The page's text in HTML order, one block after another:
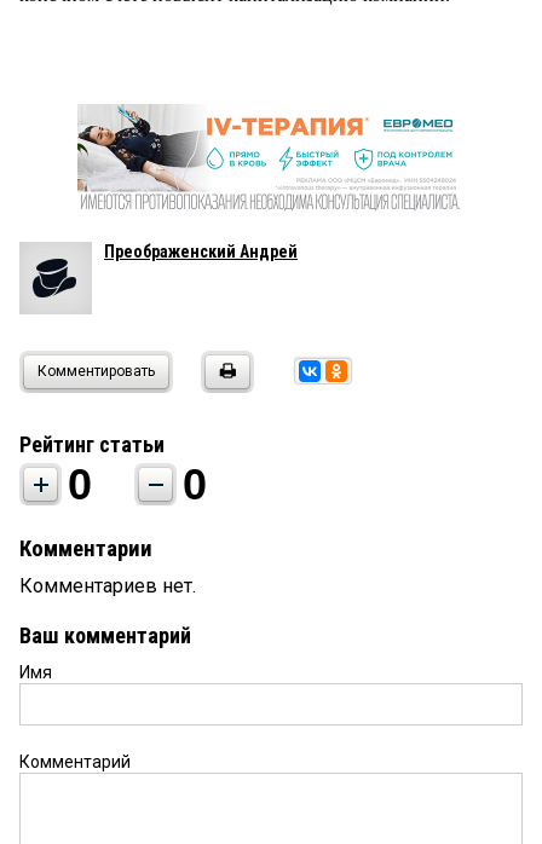
Преображенский Андрей
Комментировать
Рейтинг статьи
0 0
Комментарии
Комментариев нет.
Ваш комментарий
Имя
Комментарий